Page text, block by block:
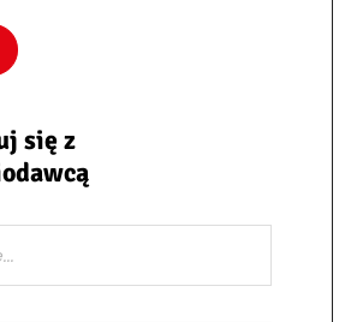
się z